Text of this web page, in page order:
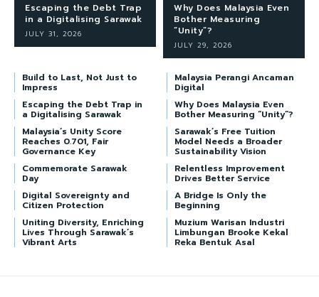
Escaping the Debt Trap
in a Digitalising Sarawak
JULY 31, 2026
Why Does Malaysia Even
Bother Measuring
“Unity”?
JULY 29, 2026
Build to Last, Not Just to
Impress
Malaysia Perangi Ancaman
Digital
Escaping the Debt Trap in
a Digitalising Sarawak
Why Does Malaysia Even
Bother Measuring “Unity”?
Malaysia’s Unity Score
Reaches 0.701, Fair
Governance Key
Sarawak’s Free Tuition
Model Needs a Broader
Sustainability Vision
Commemorate Sarawak
Day
Relentless Improvement
Drives Better Service
Digital Sovereignty and
Citizen Protection
A Bridge Is Only the
Beginning
Uniting Diversity, Enriching
Lives Through Sarawak’s
Vibrant Arts
Muzium Warisan Industri
Limbungan Brooke Kekal
Reka Bentuk Asal